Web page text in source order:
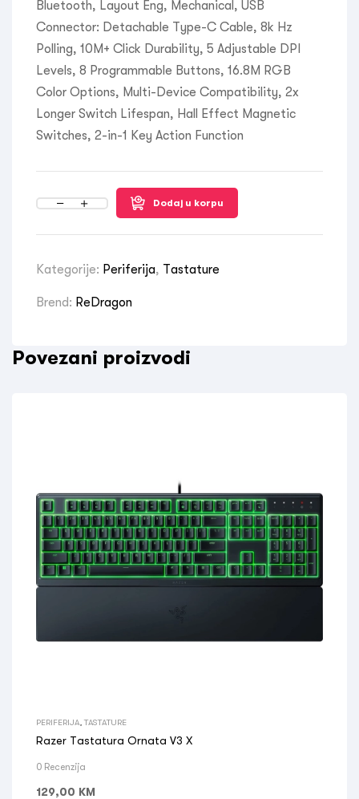
Bluetooth, Layout Eng, Mechanical, USB
Connector: Detachable Type-C Cable, 8k Hz
Polling, 10M+ Click Durability, 5 Adjustable DPI
Levels, 8 Programmable Buttons, 16.8M RGB
Color Options, Multi-Device Compatibility, 2x
Longer Switch Lifespan, Hall Effect Magnetic
Switches, 2-in-1 Key Action Function
Dodaj u korpu
Kategorije: Periferija, Tastature
Brend: ReDragon
Povezani proizvodi
PERIFERIJA TASTATURE
Razer Tastatura Ornata V3 X
0 Recenzija
129,00 KM